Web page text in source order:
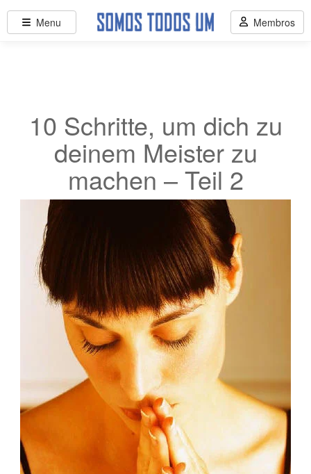
10 Schritte, um dich zu
deinem Meister zu
machen – Teil 2
Menu Membros